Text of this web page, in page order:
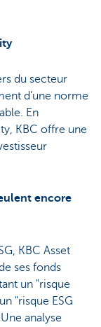
du secteur
d’une norme
En
KBC offre une
encore
KBC Asset
ses fonds
un "risque
"risque ESG
analyse